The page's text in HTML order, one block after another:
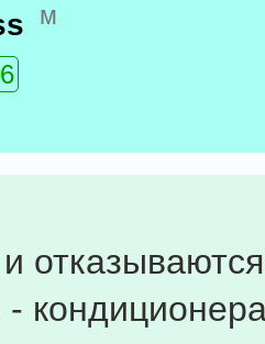
м
-